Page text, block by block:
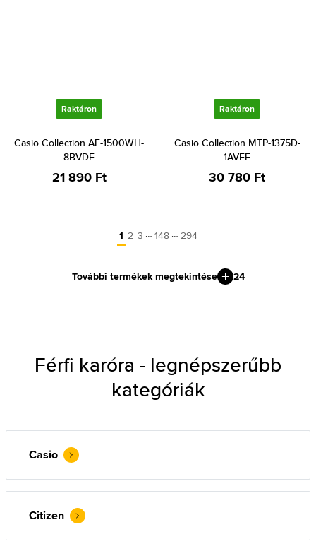
Raktáron
Casio Collection AE-1500WH-
8BVDF
21 890 Ft
Raktáron
Casio Collection MTP-1375D-
1AVEF
30 780 Ft
1 2 3 … 148 … 294
További termékek megtekintése 24
Férfi karóra - legnépszerűbb
kategóriák
Casio
Citizen